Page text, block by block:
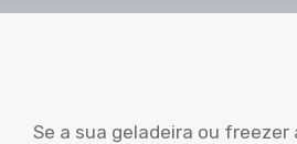
Se a sua geladeira ou